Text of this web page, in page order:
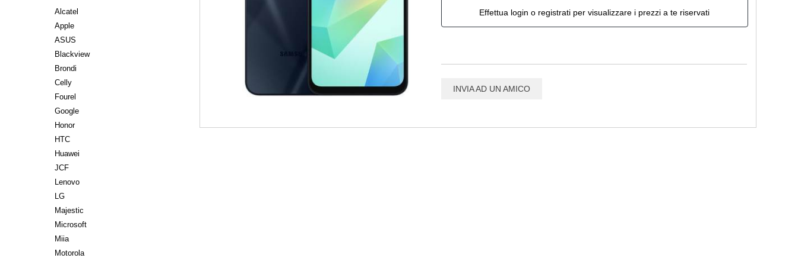
Alcatel
Apple
ASUS
Blackview
Brondi
Celly
Fourel
Google
Honor
HTC
Huawei
JCF
Lenovo
LG
Majestic
Microsoft
Miia
Motorola
Effettua login o registrati per visualizzare i prezzi a te riservati
INVIA AD UN AMICO